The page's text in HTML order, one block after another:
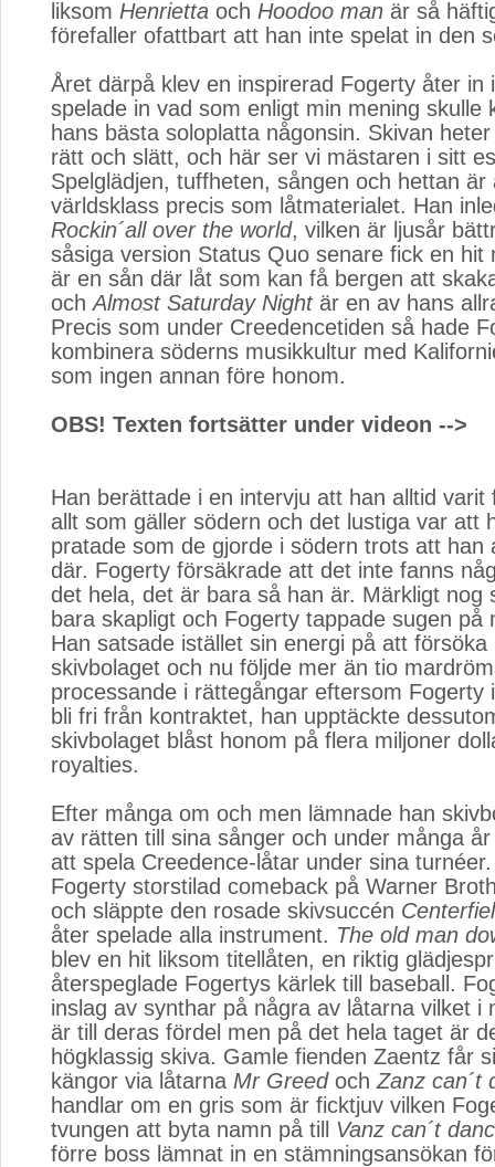
liksom Henrietta och Hoodoo man är så
förefaller ofattbart att han inte spelat in den
Året därpå klev en inspirerad Fogerty åter in
spelade in vad som enligt min mening skulle
hans bästa soloplatta någonsin. Skivan
rätt och slätt, och här ser vi mästaren i sitt
Spelglädjen, tuffheten, sången och hettan är
världsklass precis som låtmaterialet. Han
Rockin´all over the world, vilken är ljusår
såsiga version Status Quo senare fick en
är en sån där låt som kan få bergen att
och Almost Saturday Nightär en av hans
Precis som under Creedencetiden så hade
kombinera söderns musikkultur med
som ingen annan före honom.
OBS! Texten fortsätter under videon -->
Han berättade i en intervju att han alltid varit
allt som gäller södern och det lustiga var att
pratade som de gjorde i södern trots att han
där. Fogerty försäkrade att det inte fanns
det hela, det är bara så han är. Märkligt nog
bara skapligt och Fogerty tappade sugen på
Han satsade istället sin energi på att försöka
skivbolaget och nu följde mer än tio
processande i rättegångar eftersom Fogerty
bli fri från kontraktet, han upptäckte
skivbolaget blåst honom på flera miljoner
royalties.
Efter många om och men lämnade han
av rätten till sina sånger och under många
att spela Creedence-låtar under sina
Fogerty storstilad comeback på Warner
och släppte den rosade skivsuccén
åter spelade alla instrument. The old man
blev en hit liksom titellåten, en riktig
återspeglade Fogertys kärlek till baseball.
inslag av synthar på några av låtarna vilket i
är till deras fördel men på det hela taget är
högklassig skiva. Gamle fienden Zaentz får
kängor via låtarna Mr Greedoch Zanz can´t
handlar om en gris som är ficktjuv vilken
tvungen att byta namn på till Vanz can´t
förre boss lämnat in en stämningsansökan